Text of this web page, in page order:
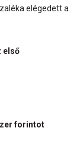
elégedett a
első
forintot